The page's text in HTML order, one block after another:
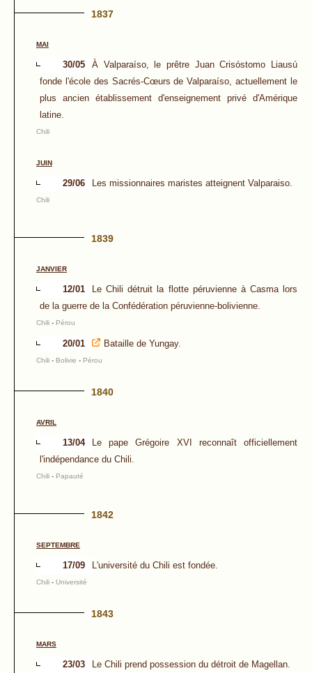
1837
MAI
30/05
À Valparaíso, le prêtre Juan Crisóstomo Liausú
fonde l'école des Sacrés-Cœurs de Valparaíso, actuellement le
plus ancien établissement d'enseignement privé d'Amérique
latine.
Chili
JUIN
29/06 Les missionnaires maristes atteignent Valparaiso.
Chili
1839
JANVIER
12/01
Le Chili détruit la flotte péruvienne à Casma lors
de la guerre de la Confédération péruvienne-bolivienne.
Chili - Pérou
20/01 Bataille de Yungay.
Chili - Bolivie - Pérou
1840
AVRIL
13/04
Le pape Grégoire XVI reconnaît officiellement
l'indépendance du Chili.
Chili - Papauté
1842
SEPTEMBRE
17/09 L'université du Chili est fondée.
Chili - Université
1843
MARS
23/03 Le Chili prend possession du détroit de Magellan.